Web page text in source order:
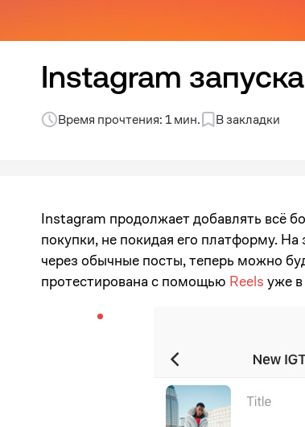
Instagram
Время прочтения: 1 мин. В закладки
Instagram продолжает добавлять всё
покупки, не покидая его платформу.
через обычные посты, теперь можно
протестирована с помощью Reels уже в